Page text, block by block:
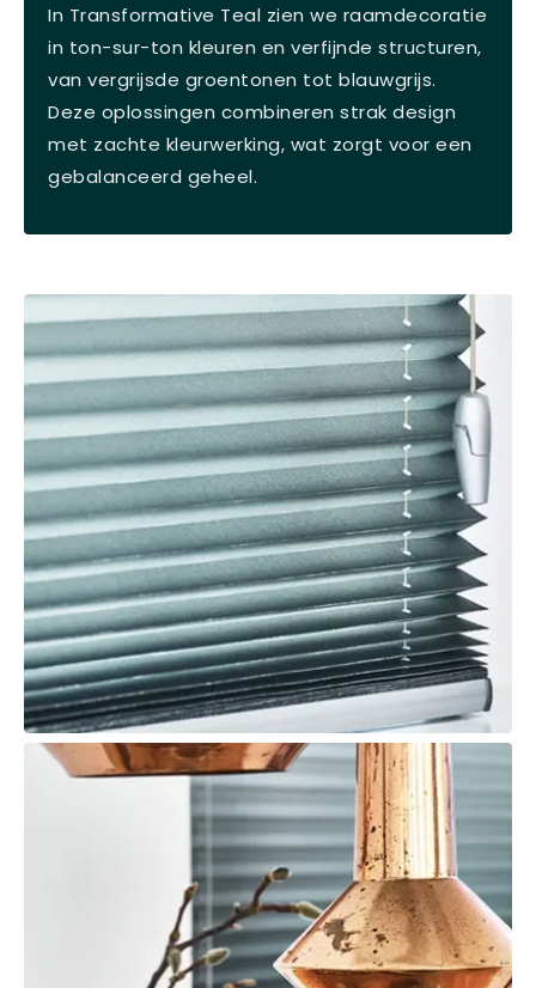
In Transformative Teal zien we raamdecoratie
in ton-sur-ton kleuren en verfijnde structuren,
van vergrijsde groentonen tot blauwgrijs.
Deze oplossingen combineren strak design
met zachte kleurwerking, wat zorgt voor een
gebalanceerd geheel.